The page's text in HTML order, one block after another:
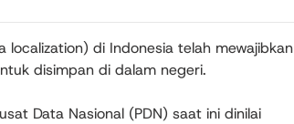
localization) di Indonesia telah mewajibkan
disimpan di dalam negeri.
Data Nasional (PDN) saat ini dinilai